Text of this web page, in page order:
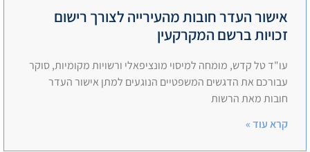
אישור העדר חובות מהעירייה לצורך רישום
זכויות ברשם המקרקעין
עו"ד טל קדש, מומחה למיסוי מונציפאלי ורשויות מקומיות, סוקר
עבורכם את הדגשים המשפטיים הנוגעים למתן אישור העדר
חובות מאת הרשות
קרא עוד »